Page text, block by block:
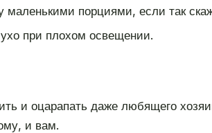
порциями, если так
при плохом освещении.
и оцарапать даже любящего
и вам.